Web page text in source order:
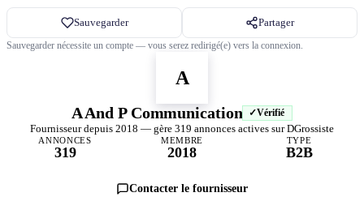
Sauvegarder Partager
Sauvegarder nécessite un compte — vous serez redirigé(e) vers la connexion.
A
A And P Communication Vérifié
Fournisseur depuis 2018 — gère 319 annonces actives sur DGrossiste
ANNONCES
319
MEMBRE
2018
TYPE
B2B
Contacter le fournisseur